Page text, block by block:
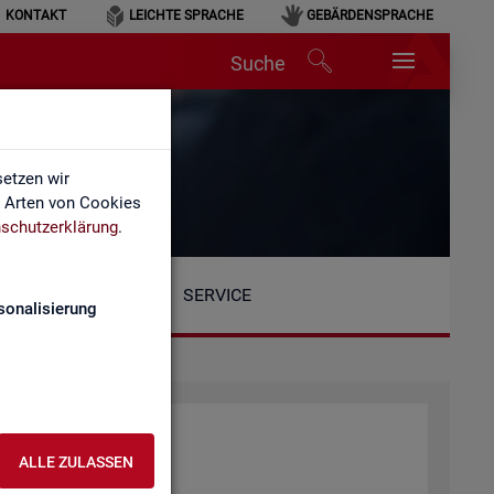
wir
von Cookies
.
ALLE ZULASSEN
KONTAKT LEICHTE SPRACHE GEBÄRDENSPRACHE
Suche
SERVICE